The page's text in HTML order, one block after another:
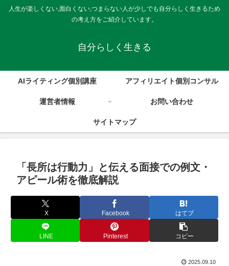
人生が楽しくない,面白くない,つまらない人が少しでも自分らしく生きるため
の考え方をご紹介しています。
自分らしく生きる
AIライティング個別講座 アフィリエイト個別コンサル
運営者情報 お問い合わせ
サイトマップ
「長所は行動力」と伝える面接での例文・
アピール術を徹底解説
X Facebook はてブ
LINE Pinterest コピー
2025.09.10